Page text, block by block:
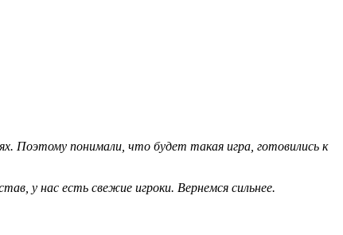
Поэтому понимали, что будет такая игра, готовились к
у нас есть свежие игроки. Вернемся сильнее.